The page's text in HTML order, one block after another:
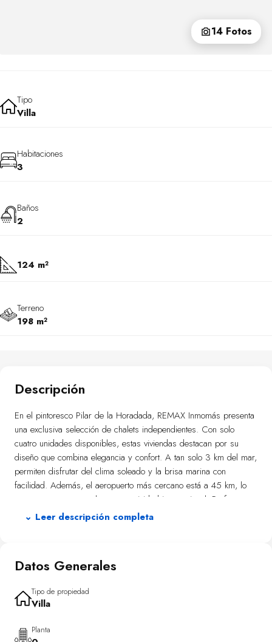
14 Fotos
Tipo
Villa
Habitaciones
3
Baños
2
124 m²
Terreno
198 m²
Descripción
En el pintoresco Pilar de la Horadada, REMAX Inmomás presenta
una exclusiva selección de chalets independientes. Con solo
cuatro unidades disponibles, estas viviendas destacan por su
diseño que combina elegancia y confort. A tan solo 3 km del mar,
permiten disfrutar del clima soleado y la brisa marina con
facilidad. Además, el aeropuerto más cercano está a 45 km, lo
que asegura una excelente conectividad internacional. Perfectas
para aquellos que valoran un entorno sereno sin sacrificar
máximo el clima mediterráneo. Disfruta de un jardín privado donde
ideal para refrescarse en los días calurosos, mientras que las
terrazas proporcionan un espacio adicional perfecto para relajarse
arquitectura se integra perfectamente con el entorno natural,
⌄ Leer descripción completa
Datos Generales
Tipo de propiedad
Villa
Planta